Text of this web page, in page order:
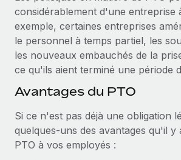
considérablement d'une entreprise
exemple, certaines entreprises
le personnel à temps partiel, les
les nouveaux embauchés de la
ce qu'ils aient terminé une période
Avantages du PTO
Si ce n'est pas déjà une obligation
quelques-uns des avantages qu'il
PTO à vos employés :